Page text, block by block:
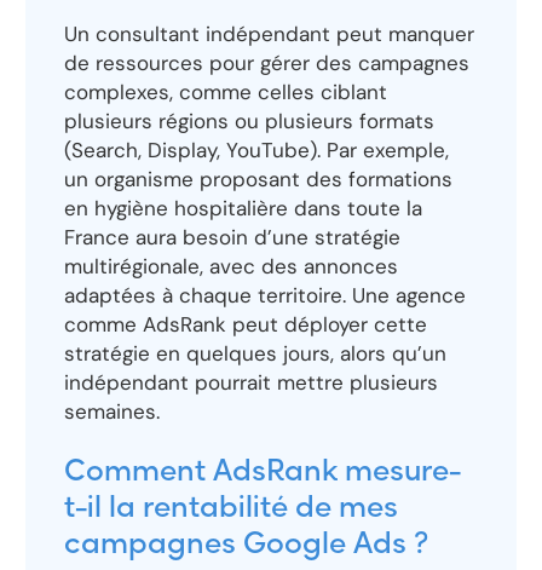
Un consultant indépendant peut manquer
de ressources pour gérer des campagnes
complexes, comme celles ciblant
plusieurs régions ou plusieurs formats
(Search, Display, YouTube). Par exemple,
un organisme proposant des formations
en hygiène hospitalière dans toute la
France aura besoin d’une stratégie
multirégionale, avec des annonces
adaptées à chaque territoire. Une agence
comme AdsRank peut déployer cette
stratégie en quelques jours, alors qu’un
indépendant pourrait mettre plusieurs
semaines.
Comment AdsRank mesure-
t-il la rentabilité de mes
campagnes Google Ads ?